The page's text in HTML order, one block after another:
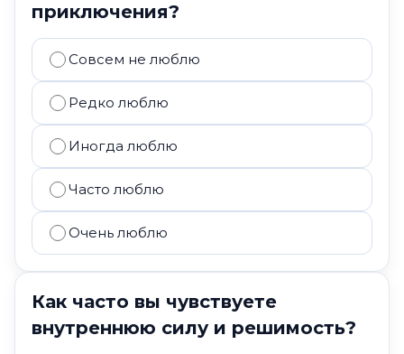
приключения?
Совсем не люблю
Редко люблю
Иногда люблю
Часто люблю
Очень люблю
Как часто вы чувствуете
внутреннюю силу и решимость?